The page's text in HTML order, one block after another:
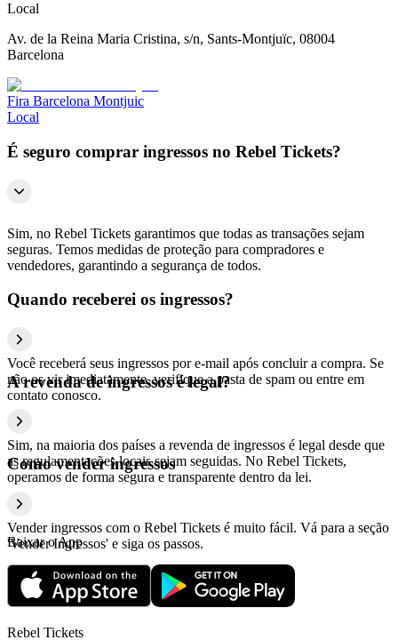
Local
Av. de la Reina Maria Cristina, s/n, Sants-Montjuïc, 08004
Barcelona
Fira Barcelona Montjuic
Local
É seguro comprar ingressos no Rebel Tickets?
Sim, no Rebel Tickets garantimos que todas as transações sejam
seguras. Temos medidas de proteção para compradores e
vendedores, garantindo a segurança de todos.
Quando receberei os ingressos?
Você receberá seus ingressos por e-mail após concluir a compra. Se
não os vir imediatamente, verifique a pasta de spam ou entre em
contato conosco.
A revenda de ingressos é legal?
Sim, na maioria dos países a revenda de ingressos é legal desde que
as regulamentações locais sejam seguidas. No Rebel Tickets,
operamos de forma segura e transparente dentro da lei.
Como vender ingressos
Vender ingressos com o Rebel Tickets é muito fácil. Vá para a seção
'Vender Ingressos' e siga os passos.
Baixar o App
Rebel Tickets